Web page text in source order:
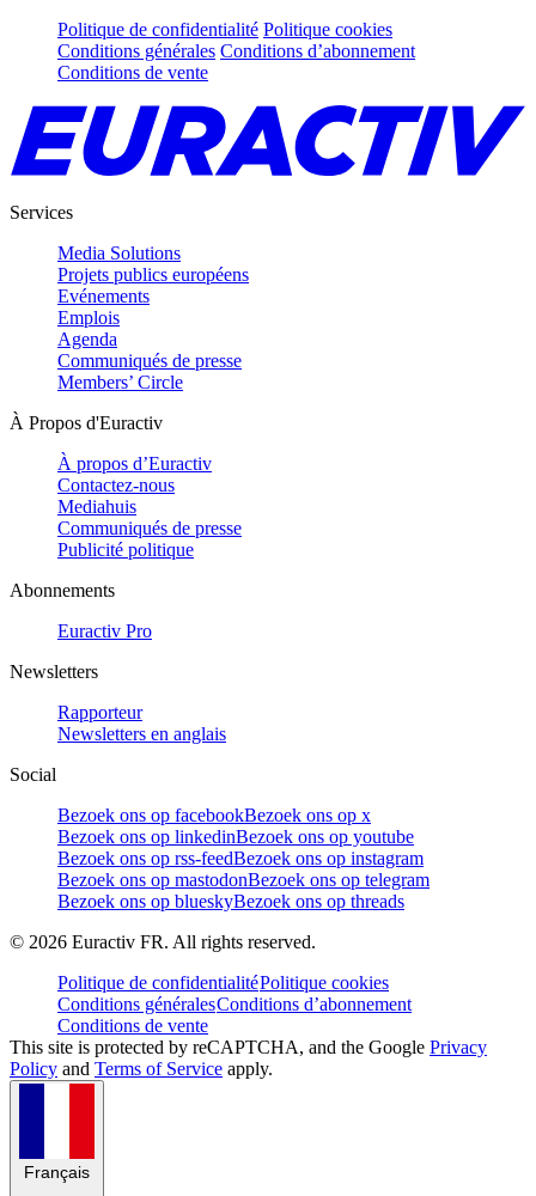
Politique de confidentialité Politique cookies
Conditions générales Conditions d’abonnement
Conditions de vente
Services
Media Solutions
Projets publics européens
Evénements
Emplois
Agenda
Communiqués de presse
Members’ Circle
À Propos d'Euractiv
À propos d’Euractiv
Contactez-nous
Mediahuis
Communiqués de presse
Publicité politique
Abonnements
Euractiv Pro
Newsletters
Rapporteur
Newsletters en anglais
Social
Bezoek ons op facebookBezoek ons op x
Bezoek ons op linkedinBezoek ons op youtube
Bezoek ons op rss-feedBezoek ons op instagram
Bezoek ons op mastodonBezoek ons op telegram
Bezoek ons op blueskyBezoek ons op threads
© 2026 Euractiv FR. All rights reserved.
Politique de confidentialitéPolitique cookies
Conditions généralesConditions d’abonnement
Conditions de vente
This site is protected by reCAPTCHA, and the Google Privacy
Policy and Terms of Service apply.
Français